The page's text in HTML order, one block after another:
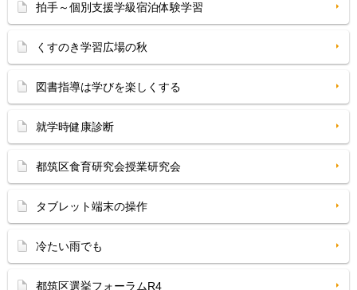
拍手～個別支援学級宿泊体験学習
くすのき学習広場の秋
図書指導は学びを楽しくする
就学時健康診断
都筑区食育研究会授業研究会
タブレット端末の操作
冷たい雨でも
都筑区選挙フォーラムR4